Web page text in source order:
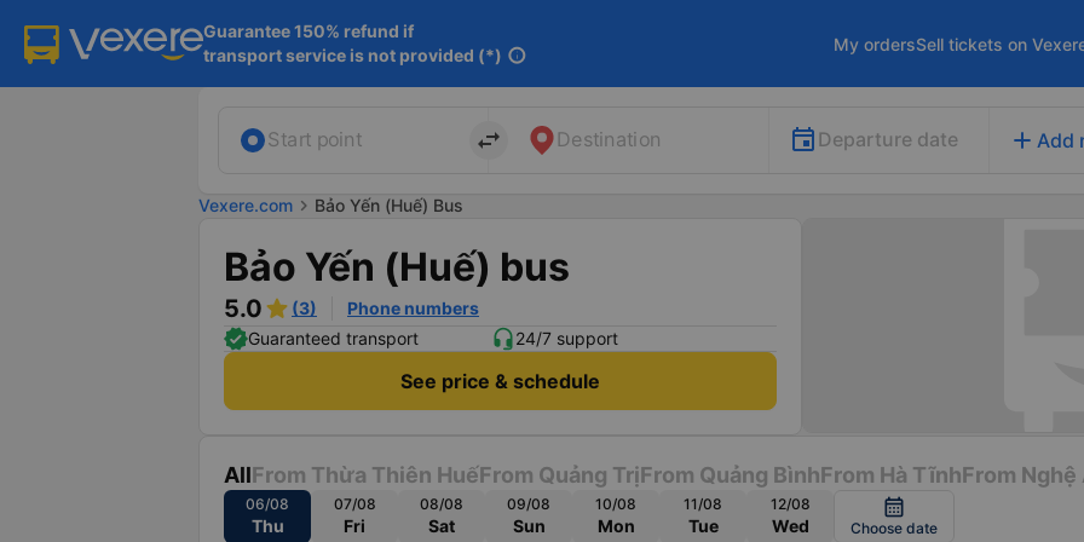
Guarantee 150% refund if
transport service is not provided (*) info
My ordersSell tickets on
Start point import_export Destination Departure date add Add
Vexere.com chevron_right Bảo Yến (Huế) Bus
Bảo Yến (Huế) bus
5.0 (3)
Phone numbers
Guaranteed transport
24/7 support
See price & schedule
AllFrom Thừa Thiên HuếFrom Quảng TrịFrom Quảng BìnhFrom Hà TĩnhFrom Nghệ
06/08
Thu
07/08
Fri
08/08
Sat
09/08
Sun
10/08
Mon
11/08
Tue
12/08
Wed
calendar_month
Choose date